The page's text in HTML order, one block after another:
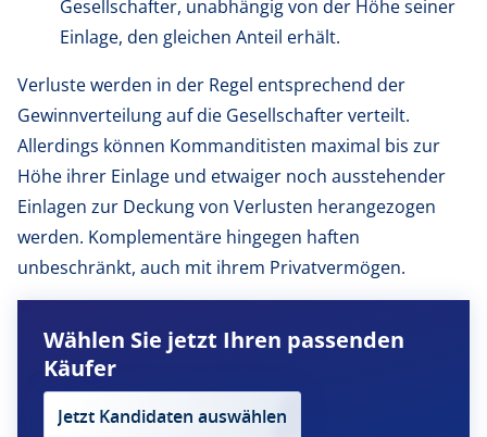
Gesellschafter, unabhängig von der Höhe seiner
Einlage, den gleichen Anteil erhält.
Verluste werden in der Regel entsprechend der
Gewinnverteilung auf die Gesellschafter verteilt.
Allerdings können Kommanditisten maximal bis zur
Höhe ihrer Einlage und etwaiger noch ausstehender
Einlagen zur Deckung von Verlusten herangezogen
werden. Komplementäre hingegen haften
unbeschränkt, auch mit ihrem Privatvermögen.
Wählen Sie jetzt Ihren passenden
Käufer
Jetzt Kandidaten auswählen